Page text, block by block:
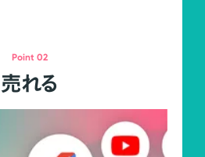
Point 02
売れる